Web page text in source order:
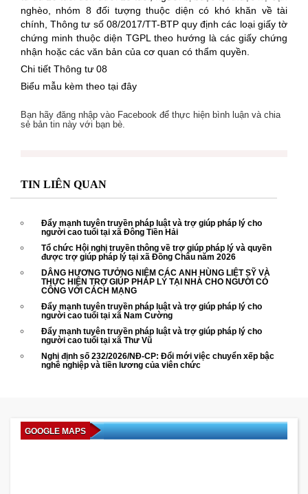
nghèo, nhóm 8 đối tượng thuộc diện có khó khăn về tài
chính, Thông tư số 08/2017/TT-BTP quy định các loại giấy tờ
chứng minh thuộc diện TGPL theo hướng là các giấy chứng
nhận hoặc các văn bản của cơ quan có thẩm quyền.
Chi tiết Thông tư 08
Biểu mẫu kèm theo tại đây
Bạn hãy đăng nhập vào Facebook để thực hiện bình luận và chia
sẻ bản tin này với bạn bè.
TIN LIÊN QUAN
Đẩy mạnh tuyên truyền pháp luật và trợ giúp pháp lý cho
người cao tuổi tại xã Đông Tiền Hải
Tổ chức Hội nghị truyền thông về trợ giúp pháp lý và quyền
được trợ giúp pháp lý tại xã Đồng Châu năm 2026
DÂNG HƯƠNG TƯỞNG NIỆM CÁC ANH HÙNG LIỆT SỸ VÀ
THỰC HIỆN TRỢ GIÚP PHÁP LÝ TẠI NHÀ CHO NGƯỜI CÓ
CÔNG VỚI CÁCH MẠNG
Đẩy mạnh tuyên truyền pháp luật và trợ giúp pháp lý cho
người cao tuổi tại xã Nam Cường
Đẩy mạnh tuyên truyền pháp luật và trợ giúp pháp lý cho
người cao tuổi tại xã Thư Vũ
Nghị định số 232/2026/NĐ-CP: Đổi mới việc chuyển xếp bậc
nghề nghiệp và tiền lương của viên chức
GOOGLE MAPS